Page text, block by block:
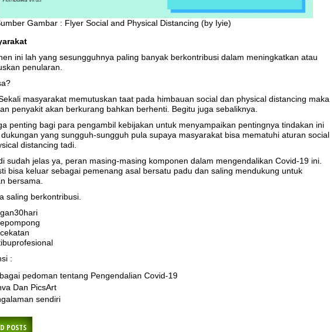
Gambar : Flyer Social and Physical Distancing (by Iyie)
ini lah yang sesungguhnya paling banyak berkontribusi dalam meningkatkan atau
penularan.
masyarakat memutuskan taat pada himbauan social dan physical distancing maka,
penyakit akan berkurang bahkan berhenti. Begitu juga sebaliknya.
penting bagi para pengambil kebijakan untuk menyampaikan pentingnya tindakan ini
yang sungguh-sungguh pula supaya masyarakat bisa mematuhi aturan social
distancing tadi.
sudah jelas ya, peran masing-masing komponen dalam mengendalikan Covid-19 ini.
bisa keluar sebagai pemenang asal bersatu padu dan saling mendukung untuk
bersama.
saling berkontribusi.
:
pedoman tentang Pengendalian Covid-19
Dan PicsArt
sendiri
POSTS